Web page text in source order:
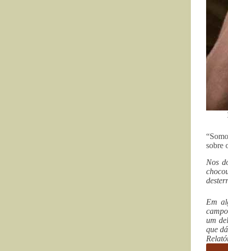
sobre
Nos
Em
um
que